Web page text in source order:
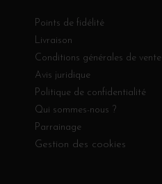
Points de fidélité
Livraison
Conditions générales de vente
Avis juridique
Politique de confidentialité
Qui sommes-nous ?
Parrainage
Gestion des cookies